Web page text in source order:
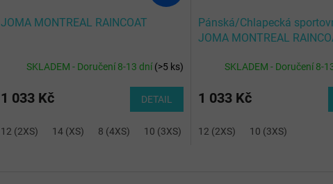
JOMA MONTREAL RAINCOAT
SKLADEM - Doručení 8-13 dní(>5 ks)
1 033 Kč DETAIL
12 (2XS) 14 (XS) 8 (4XS) 10 (3XS)
Pánská/Chlapecká
JOMA MONTREAL
SKLADEM - Doručení 8-
1 033 Kč
12 (2XS) 10 (3XS)